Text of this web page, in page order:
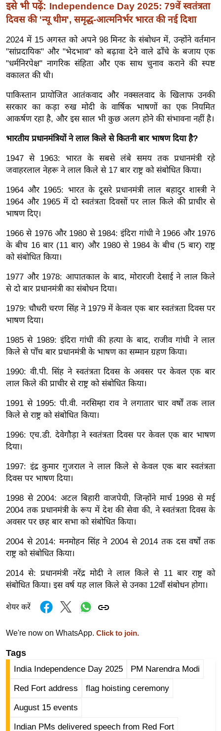
ग
त
ऑ
टो
व
र्ल्ड
न्यू
ज
ब्री
म
नो
रं
न
ज
त
बॉ
ली
वु
ड
हॉ
ली
ड
फि
ल्म
स
क्षा
r
e
a
k
n
g
N
e
w
ला
फ
इ
क्नॉ
लॉ
टी
इसे भी पढ़ें: Independence Day 2025: 79वें स्वतंत्रता
दिवस की 'न्यू थीम', समृद्ध-आत्मनिर्भर भारत की नई दिशा
2024 में 15 अगस्त को अपने 98 मिनट के संबोधन में, उन्होंने वर्तमान
"सांप्रदायिक" और "भेदभाव" को बढ़ावा देने वाले ढाँचे के बजाय एक
"धर्मनिरपेक्ष" नागरिक संहिता और एक साथ चुनाव कराने की स्पष्ट
वकालत की थी।
पाकिस्तान प्रायोजित आतंकवाद और नक्सलवाद के खिलाफ उनकी
सरकार का कड़ा रुख मोदी के वार्षिक भाषणों का एक नियमित
आकर्षण रहा है, और इस साल भी कुछ अलग होने की संभावना नहीं है।
भारतीय प्रधानमंत्रियों ने लाल किले से कितनी बार भाषण दिया है?
1947 से 1963: भारत के सबसे लंबे समय तक प्रधानमंत्री रहे
जवाहरलाल नेहरू ने लाल किले से 17 बार राष्ट्र को संबोधित किया।
1964 और 1965: भारत के दूसरे प्रधानमंत्री लाल बहादुर शास्त्री ने
1964 और 1965 में दो स्वतंत्रता दिवसों पर लाल किले की प्राचीर से
भाषण दिए।
1966 से 1976 और 1980 से 1984: इंदिरा गांधी ने 1966 और 1976
के बीच 16 बार (11 बार) और 1980 से 1984 के बीच (5 बार) राष्ट्र
को संबोधित किया।
1977 और 1978: आपातकाल के बाद, मोरारजी देसाई ने लाल किले
से दो बार प्रधानमंत्री का संबोधन दिया।
1979: चौधरी चरण सिंह ने 1979 में केवल एक बार स्वतंत्रता दिवस पर
भाषण दिया।
1985 से 1989: इंदिरा गांधी की हत्या के बाद, राजीव गांधी ने लाल
किले से पाँच बार प्रधानमंत्री के भाषण का सम्मान ग्रहण किया।
1990: वी.पी. सिंह ने स्वतंत्रता दिवस के अवसर पर केवल एक बार
लाल किले की प्राचीर से राष्ट्र को संबोधित किया।
1991 से 1995: पी.वी. नरसिम्हा राव ने लगातार चार वर्षों तक लाल
किले से राष्ट्र को संबोधित किया।
1996: एच.डी. देवेगौड़ा ने स्वतंत्रता दिवस पर केवल एक बार भाषण
दिया।
1997: इंद्र कुमार गुजराल ने लाल किले से केवल एक बार स्वतंत्रता
दिवस पर भाषण दिया।
1998 से 2004: अटल बिहारी वाजपेयी, जिन्होंने मार्च 1998 से मई
2004 तक प्रधानमंत्री के रूप में देश की सेवा की, ने स्वतंत्रता दिवस के
अवसर पर छह बार सभा को संबोधित किया।
2004 से 2014: मनमोहन सिंह ने 2004 से 2014 तक दस वर्षों तक
राष्ट्र को संबोधित किया।
2014 से: प्रधानमंत्री नरेंद्र मोदी ने लाल किले से 11 बार राष्ट्र को
संबोधित किया। इस वर्ष यह लाल किले से उनका 12वाँ संबोधन होगा।
शेयर करें
We're now on WhatsApp. Click to join.
Tags
India Independence Day 2025 PM Narendra Modi
Red Fort address flag hoisting ceremony
August 15 events
Indian PMs delivered speech from Red Fort